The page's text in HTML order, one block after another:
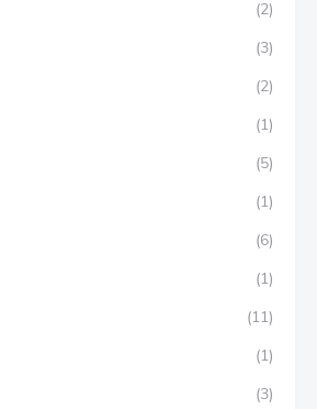
(2)
(3)
(2)
(1)
(5)
(1)
(6)
(1)
(11)
(1)
(3)